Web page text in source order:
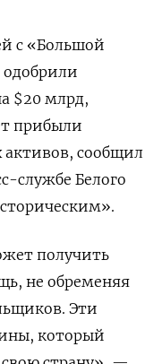
с «Большой
одобрили
$20 млрд,
прибыли
сообщил
службе Белого
получить
не обременяя
Эти
который